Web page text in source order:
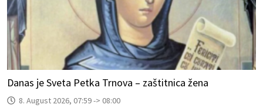
Danas je Sveta Petka Trnova – zaštitnica žena
8. August 2026, 07:59 -> 08:00